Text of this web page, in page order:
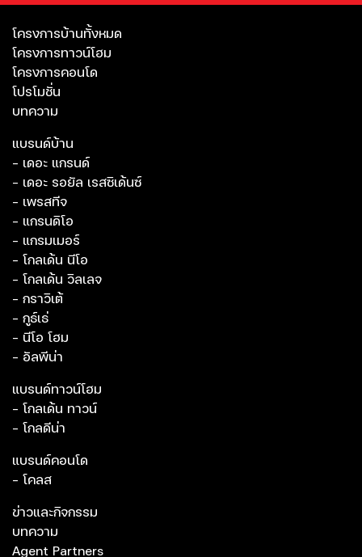
โครงการบ้านทั้งหมด
โครงการทาวน์โฮม
โครงการคอนโด
โปรโมชั่น
บทความ
แบรนด์บ้าน
- เดอะ แกรนด์
- เดอะ รอยัล เรสซิเด้นซ์
- เพรสทีจ
- แกรนดิโอ
- แกรมเมอร์
- โกลเด้น นีโอ
- โกลเด้น วิลเลจ
- กราวิเต้
- กูธ์เธ่
- นีโอ โฮม
- อัลพีน่า
แบรนด์ทาวน์โฮม
- โกลเด้น ทาวน์
- โกลดีน่า
แบรนด์คอนโด
- โคลส
ข่าวและกิจกรรม
บทความ
Agent Partners